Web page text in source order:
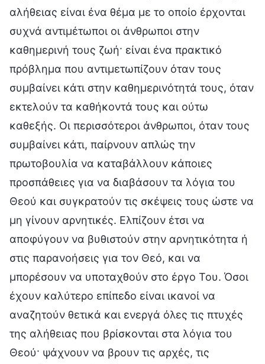
αλήθειας είναι ένα θέμα με το οποίο έρχονται
συχνά αντιμέτωποι οι άνθρωποι στην
καθημερινή τους ζωή· είναι ένα πρακτικό
πρόβλημα που αντιμετωπίζουν όταν τους
συμβαίνει κάτι στην καθημερινότητά τους, όταν
εκτελούν τα καθήκοντά τους και ούτω
καθεξής. Οι περισσότεροι άνθρωποι, όταν τους
συμβαίνει κάτι, παίρνουν απλώς την
πρωτοβουλία να καταβάλλουν κάποιες
προσπάθειες για να διαβάσουν τα λόγια του
Θεού και συγκρατούν τις σκέψεις τους ώστε να
μη γίνουν αρνητικές. Ελπίζουν έτσι να
αποφύγουν να βυθιστούν στην αρνητικότητα ή
στις παρανοήσεις για τον Θεό, και να
μπορέσουν να υποταχθούν στο έργο Του. Όσοι
έχουν καλύτερο επίπεδο είναι ικανοί να
αναζητούν θετικά και ενεργά όλες τις πτυχές
της αλήθειας που βρίσκονται στα λόγια του
Θεού· ψάχνουν να βρουν τις αρχές, τις